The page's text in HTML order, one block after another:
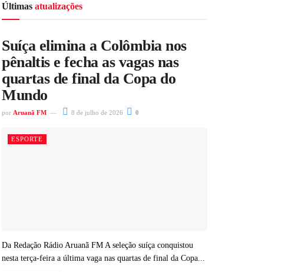
Últimas atualizações
Suíça elimina a Colômbia nos
pênaltis e fecha as vagas nas
quartas de final da Copa do
Mundo
por Aruanã FM 8 de julho de 2026 0
ESPORTE
Da Redação Rádio Aruanã FM A seleção suíça conquistou
nesta terça-feira a última vaga nas quartas de final da Copa...